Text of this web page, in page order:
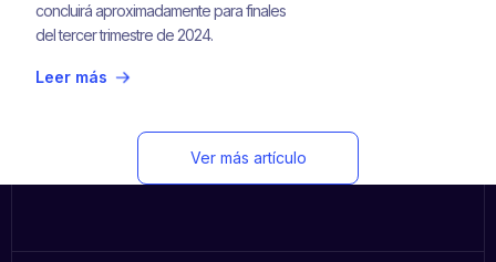
concluirá aproximadamente para finales
del tercer trimestre de 2024.
Leer más
Ver más artículo